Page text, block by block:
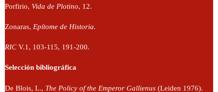
Porfirio, Vida de Plotino, 12.
Zonaras, Epítome de Historia.
RIC V.1, 103-115, 191-200.
Selección bibliográfica
De Blois, L., The Policy of the Emperor Gallienus (Leiden 1976).